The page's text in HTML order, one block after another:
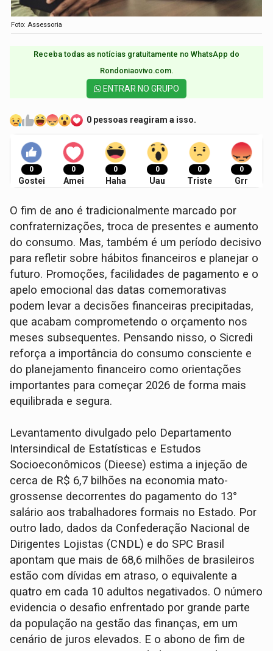
Foto: Assessoria
Receba todas as notícias gratuitamente no WhatsApp do
Rondoniaovivo.com.​
ENTRAR NO GRUPO
0 pessoas reagiram a isso.
0
Gostei
0
Amei
0
Haha
0
Uau
0
Triste
0
Grr
O fim de ano é tradicionalmente marcado por
confraternizações, troca de presentes e aumento
do consumo. Mas, também é um período decisivo
para refletir sobre hábitos financeiros e planejar o
futuro. Promoções, facilidades de pagamento e o
apelo emocional das datas comemorativas
podem levar a decisões financeiras precipitadas,
que acabam comprometendo o orçamento nos
meses subsequentes. Pensando nisso, o Sicredi
reforça a importância do consumo consciente e
do planejamento financeiro como orientações
importantes para começar 2026 de forma mais
equilibrada e segura.
Levantamento divulgado pelo Departamento
Intersindical de Estatísticas e Estudos
Socioeconômicos (Dieese) estima a injeção de
cerca de R$ 6,7 bilhões na economia mato-
grossense decorrentes do pagamento do 13°
salário aos trabalhadores formais no Estado. Por
outro lado, dados da Confederação Nacional de
Dirigentes Lojistas (CNDL) e do SPC Brasil
apontam que mais de 68,6 milhões de brasileiros
estão com dívidas em atraso, o equivalente a
quatro em cada 10 adultos negativados. O número
evidencia o desafio enfrentado por grande parte
da população na gestão das finanças, em um
cenário de juros elevados. E o abono de fim de